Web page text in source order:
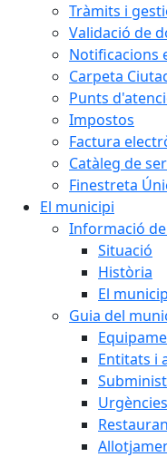
Tràmits i
Validació de
Notificacions
Carpeta
Punts
Impostos
Factura
Catàleg de
Finestreta
El municipi
Informació
Situació
Història
El
Guia del
Entitats i
Urgències